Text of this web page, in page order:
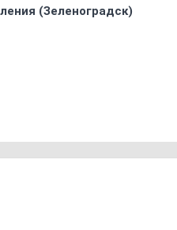
(Зеленоградск)